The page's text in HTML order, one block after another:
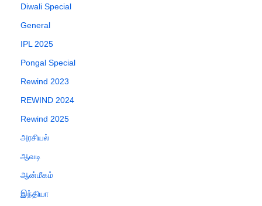
Diwali Special
General
IPL 2025
Pongal Special
Rewind 2023
REWIND 2024
Rewind 2025
அரசியல்
ஆவடி
ஆன்மீகம்
இந்தியா